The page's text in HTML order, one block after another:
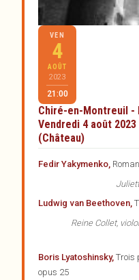
VEN
4
AOÛT
2023
21:00
Chiré-en-Montreuil -
Vendredi 4 août
(Château)
Fedir Yakymenko,
Ludwig van Beethoven,
Reine Collet,
Boris Lyatoshinsky, Trois
opus 25